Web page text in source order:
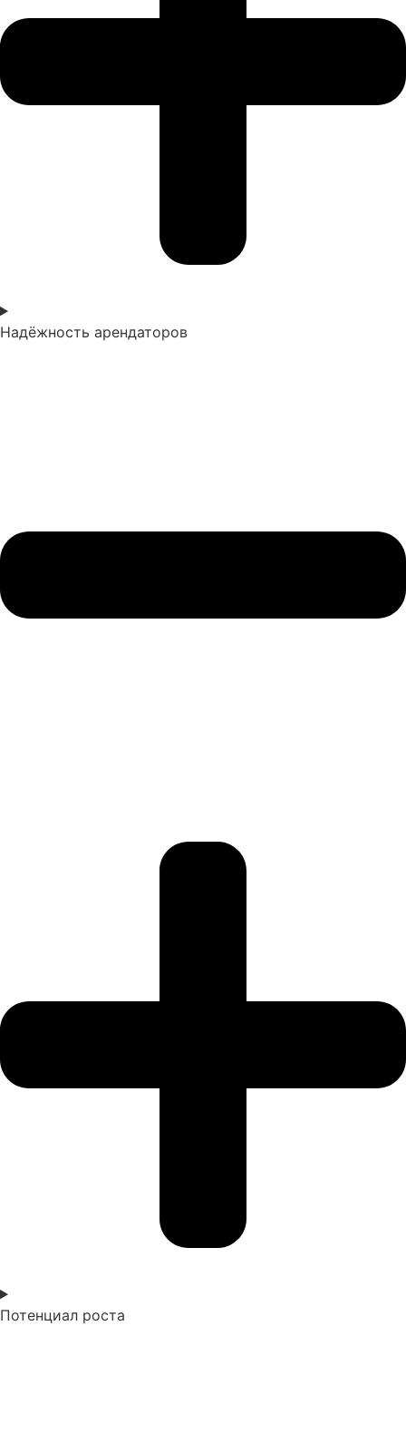
Надёжность арендаторов
Потенциал роста